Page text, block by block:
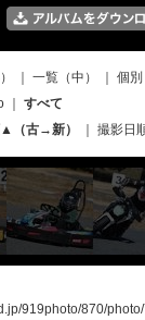
一覧（中） 個別
すべて
（古→新）
撮影日
919photo/870/